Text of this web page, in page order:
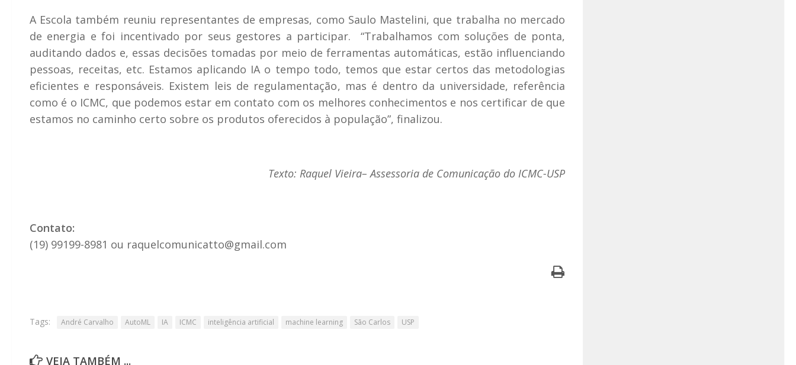
A Escola também reuniu representantes de empresas, como Saulo Mastelini, que trabalha no mercado
de energia e foi incentivado por seus gestores a participar. “Trabalhamos com soluções de ponta,
auditando dados e, essas decisões tomadas por meio de ferramentas automáticas, estão influenciando
pessoas, receitas, etc. Estamos aplicando IA o tempo todo, temos que estar certos das metodologias
eficientes e responsáveis. Existem leis de regulamentação, mas é dentro da universidade, referência
como é o ICMC, que podemos estar em contato com os melhores conhecimentos e nos certificar de que
estamos no caminho certo sobre os produtos oferecidos à população”, finalizou.
Texto: Raquel Vieira– Assessoria de Comunicação do ICMC-USP
Contato:
(19) 99199-8981 ou raquelcomunicatto@gmail.com
Tags: André Carvalho AutoML IA ICMC inteligência artificial machine learning São Carlos USP
VEJA TAMBÉM ...